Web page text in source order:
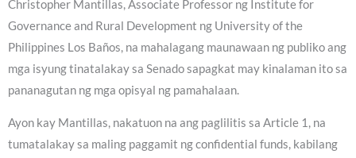
Christopher Mantillas, Associate Professor ng Institute for
Governance and Rural Development ng University of the
Philippines Los Baños, na mahalagang maunawaan ng publiko ang
mga isyung tinatalakay sa Senado sapagkat may kinalaman ito sa
pananagutan ng mga opisyal ng pamahalaan.
Ayon kay Mantillas, nakatuon na ang paglilitis sa Article 1, na
tumatalakay sa maling paggamit ng confidential funds, kabilang